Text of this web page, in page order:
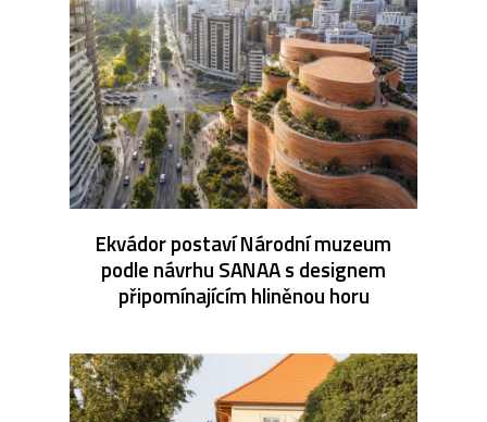
Ekvádor postaví Národní muzeum
podle návrhu SANAA s designem
připomínajícím hliněnou horu